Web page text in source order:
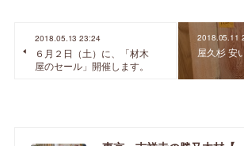
2018.05.13 23:24
６月２日（土）に、「材木
屋のセール」開催します。
2018.05.11
屋久杉 安